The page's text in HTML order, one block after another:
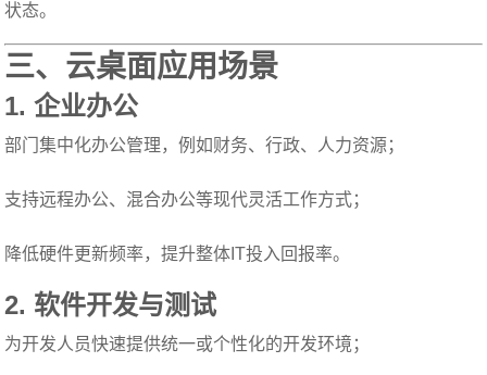
状态。
三、云桌面应用场景
1.企业办公
部门集中化办公管理，例如财务、行政、人力资源；
支持远程办公、混合办公等现代灵活工作方式；
降低硬件更新频率，提升整体IT投入回报率。
2. 软件开发与测试
为开发人员快速提供统一或个性化的开发环境；